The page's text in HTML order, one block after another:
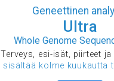
Geneettinen
Ultra
Whole Genome
Terveys, esi-isät, piirteet
sisältää kolme kuukautta